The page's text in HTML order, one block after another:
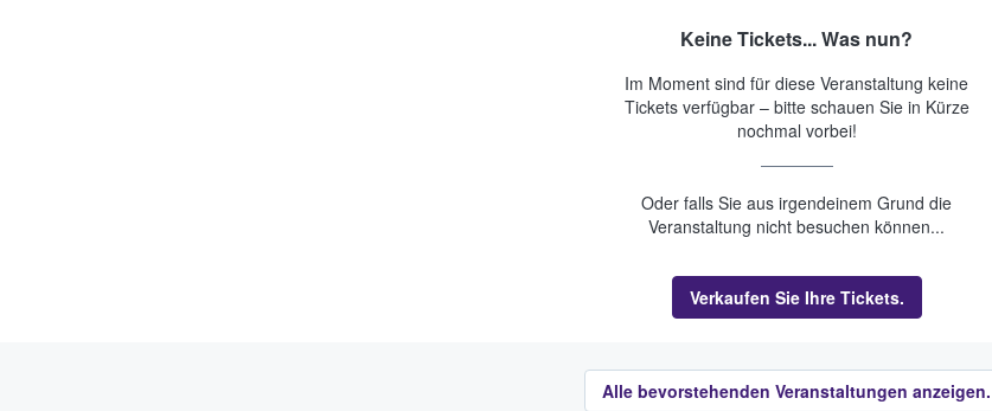
Keine Tickets... Was nun?
Im Moment sind für diese Veranstaltung keine
Tickets verfügbar – bitte schauen Sie in Kürze
nochmal vorbei!
Oder falls Sie aus irgendeinem Grund die
Veranstaltung nicht besuchen können...
Verkaufen Sie Ihre Tickets.
Alle bevorstehenden Veranstaltungen anzeigen.